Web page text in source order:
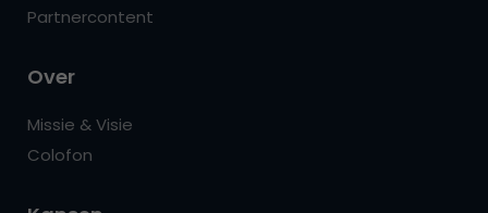
Partnercontent
Over
Missie & Visie
Colofon